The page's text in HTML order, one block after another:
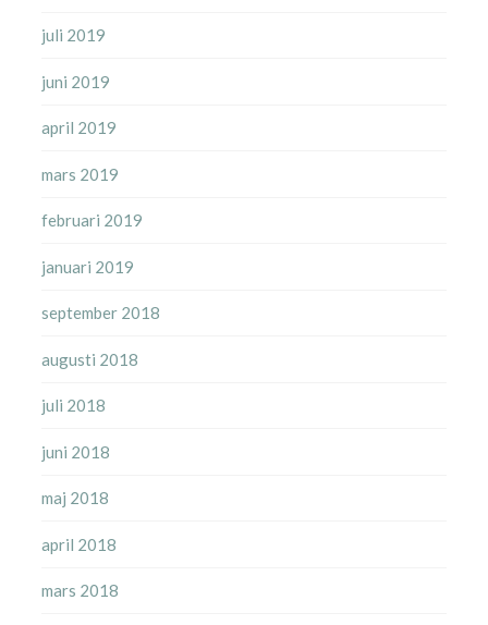
juli 2019
juni 2019
april 2019
mars 2019
februari 2019
januari 2019
september 2018
augusti 2018
juli 2018
juni 2018
maj 2018
april 2018
mars 2018